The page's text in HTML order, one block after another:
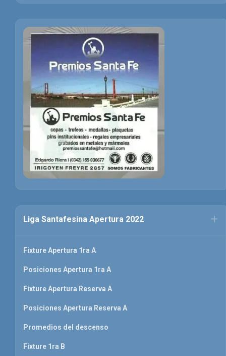
Liga Santafesina Apertura 2022
Fixture Apertura 1ra A
Posiciones Apertura 1ra A
Fixture Apertura Reserva A
Posiciones Apertura Reserva A
Promedios del descenso
Fixture 1ra B